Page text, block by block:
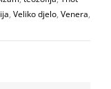
, Veliko djelo, Venera,